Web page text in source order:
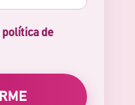
política de